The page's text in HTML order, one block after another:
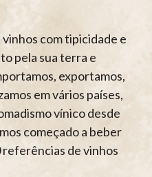
com tipicidade e
pela sua terra e
exportamos,
em vários países,
vínico desde
começado a beber
referências de vinhos